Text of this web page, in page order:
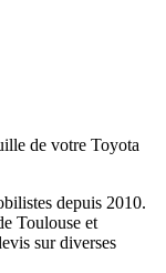
de votre Toyota
depuis 2010.
Toulouse et
sur diverses